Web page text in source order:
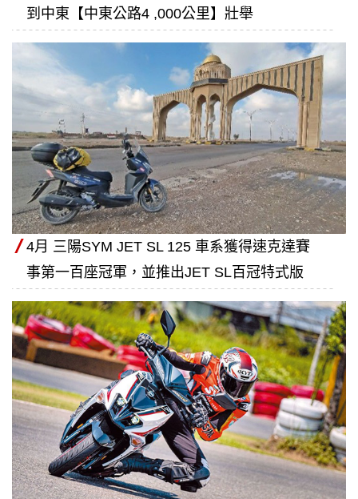
到中東【中東公路4 ,000公里】壯舉
4月 三陽SYM JET SL 125 車系獲得速克達賽
事第一百座冠軍，並推出JET SL百冠特式版